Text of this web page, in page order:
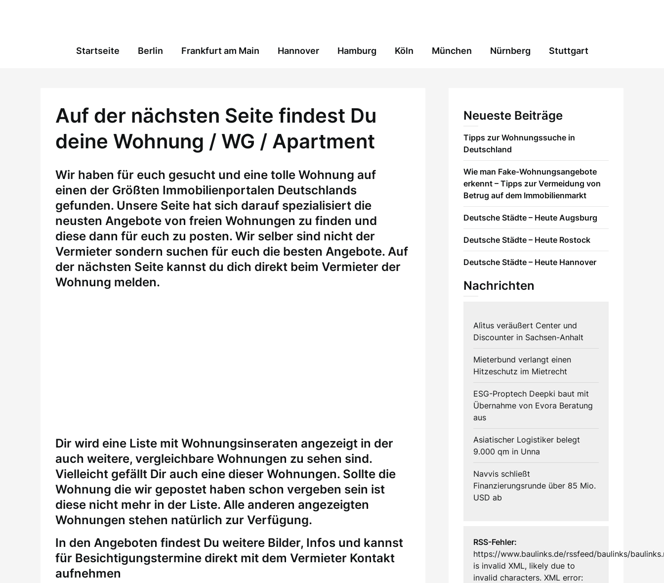
Startseite Berlin Frankfurt am Main Hannover Hamburg Köln München Nürnberg Stuttgart
Auf der nächsten Seite findest Du
deine Wohnung / WG / Apartment
Wir haben für euch gesucht und eine tolle Wohnung auf
einen der Größten Immobilienportalen Deutschlands
gefunden. Unsere Seite hat sich darauf spezialisiert die
neusten Angebote von freien Wohnungen zu finden und
diese dann für euch zu posten. Wir selber sind nicht der
Vermieter sondern suchen für euch die besten Angebote. Auf
der nächsten Seite kannst du dich direkt beim Vermieter der
Wohnung melden.
Dir wird eine Liste mit Wohnungsinseraten angezeigt in der
auch weitere, vergleichbare Wohnungen zu sehen sind.
Vielleicht gefällt Dir auch eine dieser Wohnungen. Sollte die
Wohnung die wir gepostet haben schon vergeben sein ist
diese nicht mehr in der Liste. Alle anderen angezeigten
Wohnungen stehen natürlich zur Verfügung.
In den Angeboten findest Du weitere Bilder, Infos und kannst
für Besichtigungstermine direkt mit dem Vermieter Kontakt
aufnehmen
Neueste Beiträge
Tipps zur Wohnungssuche in
Deutschland
Wie man Fake-Wohnungsangebote
erkennt – Tipps zur Vermeidung von
Betrug auf dem Immobilienmarkt
Deutsche Städte – Heute Augsburg
Deutsche Städte – Heute Rostock
Deutsche Städte – Heute Hannover
Nachrichten
Alìtus veräußert Center und
Discounter in Sachsen-Anhalt
Mieterbund verlangt einen
Hitzeschutz im Mietrecht
ESG-Proptech Deepki baut mit
Übernahme von Evora Beratung
aus
Asiatischer Logistiker belegt
9.000 qm in Unna
Navvis schließt
Finanzierungsrunde über 85 Mio.
USD ab
RSS-Fehler:
https://www.baulinks.de/rssfeed/baulinks/
is invalid XML, likely due to
invalid characters. XML error: